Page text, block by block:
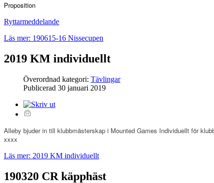
Proposition
Ryttarmeddelande
Läs mer: 190615-16 Nissecupen
2019 KM individuellt
Överordnad kategori: Tävlingar
Publicerad 30 januari 2019
Alleby bjuder in till klubbmästerskap i Mounted Games Individuellt för
xxxx
Läs mer: 2019 KM individuellt
190320 CR käpphäst